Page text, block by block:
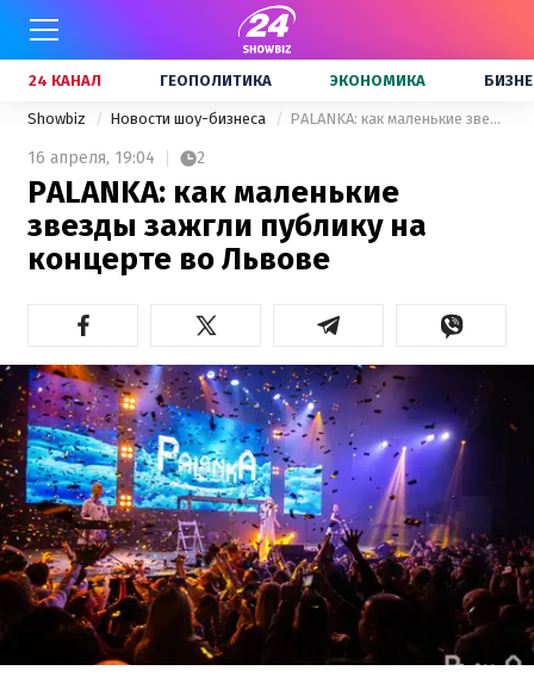
24 КАНАЛ ГЕОПОЛИТИКА ЭКОНОМИКА
Showbiz Новости шоу-бизнеса PALANKA: как маленькие звезды зажгли публику на концерте во Львове
16 апреля, 19:04 2
PALANKA: как маленькие
звезды зажгли публику на
концерте во Львове